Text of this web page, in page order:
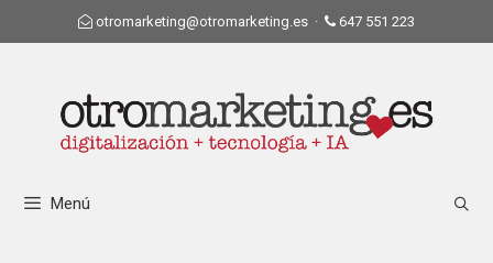
otromarketing@otromarketing.es · 647 551 223
Menú